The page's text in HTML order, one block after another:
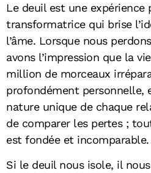
Le deuil est une expérience
transformatrice qui brise
l’âme. Lorsque nous
avons l’impression que la
million de morceaux
profondément personnelle,
nature unique de chaque
de comparer les pertes ;
est fondée et incomparable.
Si le deuil nous isole, il